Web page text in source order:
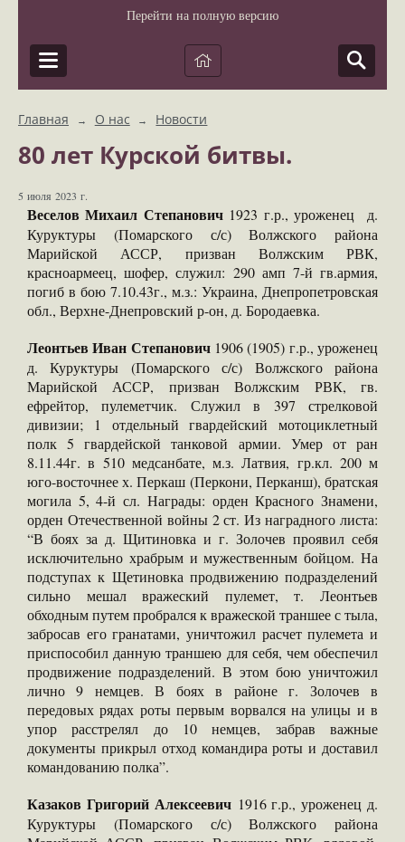
Перейти на полную версию
Главная → О нас → Новости
80 лет Курской битвы.
5 июля 2023 г.
Веселов Михаил Степанович1923 г.р., уроженец д.
Куруктуры (Помарского с/с) Волжского района
Марийской АССР, призван Волжским РВК,
красноармеец, шофер, служил: 290 амп 7-й гв.армия,
погиб в бою 7.10.43г., м.з.: Украина, Днепропетровская
обл., Верхне-Днепровский р-он, д. Бородаевка.
Леонтьев Иван Степанович1906 (1905) г.р., уроженец
д. Куруктуры (Помарского с/с) Волжского района
Марийской АССР, призван Волжским РВК, гв.
ефрейтор, пулеметчик. Служил в 397 стрелковой
дивизии; 1 отдельный гвардейский мотоциклетный
полк 5 гвардейской танковой армии. Умер от ран
8.11.44г. в 510 медсанбате, м.з. Латвия, гр.кл. 200 м
юго-восточнее х. Перкаш (Перкони, Перканш), братская
могила 5, 4-й сл. Награды: орден Красного Знамени,
орден Отечественной войны 2 ст. Из наградного листа:
“В боях за д. Щитиновка и г. Золочев проявил себя
исключительно храбрым и мужественным бойцом. На
подступах к Щетиновка продвижению подразделений
сильно мешал вражеский пулемет, т. Леонтьев
обходным путем пробрался к вражеской траншее с тыла,
забросав его гранатами, уничтожил расчет пулемета и
приспособил данную траншею для себя, чем обеспечил
продвижение подразделений. В этом бою уничтожил
лично 9 немцев. В боях в районе г. Золочев в
передовых рядах роты первым ворвался на улицы и в
упор расстрелял до 10 немцев, забрав важные
документы прикрыл отход командира роты и доставил
командованию полка”.
Казаков Григорий Алексеевич 1916 г.р., уроженец д.
Куруктуры (Помарского с/с) Волжского района